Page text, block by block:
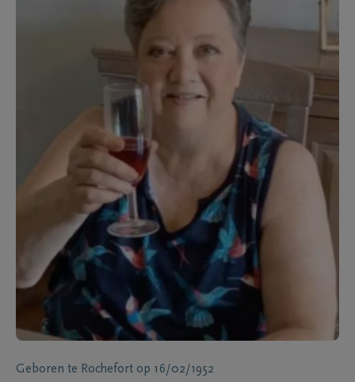
Geboren te Rochefort op 16/02/1952